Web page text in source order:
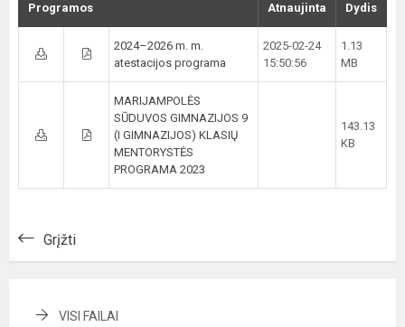
Programos Atnaujinta Dydis
2024–2026 m. m.
atestacijos programa
2025-02-24
15:50:56
1.13
MB
MARIJAMPOLĖS
SŪDUVOS GIMNAZIJOS 9
(I GIMNAZIJOS) KLASIŲ
MENTORYSTĖS
PROGRAMA 2023
143.13
KB
Grįžti
VISI FAILAI